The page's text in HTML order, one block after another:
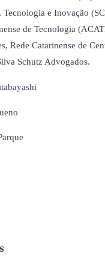
Tecnologia e Inovação
de Tecnologia
Rede Catarinense de
Schutz Advogados.